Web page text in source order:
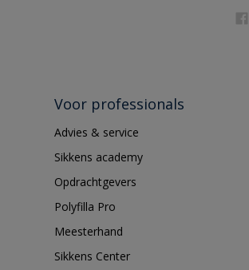
Voor professionals
Advies & service
Sikkens academy
Opdrachtgevers
Polyfilla Pro
Meesterhand
Sikkens Center